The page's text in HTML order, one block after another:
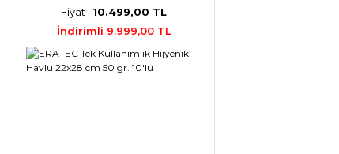
Fiyat : 10.499,00 TL
İndirimli 9.999,00 TL